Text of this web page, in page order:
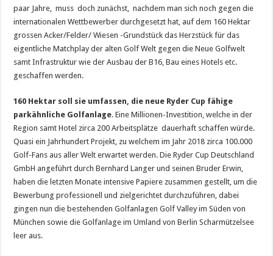
paar Jahre, muss doch zunächst, nachdem man sich noch gegen die
internationalen Wettbewerber durchgesetzt hat, auf dem 160 Hektar
grossen Acker/Felder/ Wiesen -Grundstück das Herzstück für das
eigentliche Matchplay der alten Golf Welt gegen die Neue Golfwelt
samt Infrastruktur wie der Ausbau der B16, Bau eines Hotels etc.
geschaffen werden.
160 Hektar soll sie umfassen, die neue Ryder Cup fähige
parkähnliche Golfanlage. Eine Millionen-Investition, welche in der
Region samt Hotel zirca 200 Arbeitsplätze dauerhaft schaffen würde.
Quasi ein Jahrhundert Projekt, zu welchem im Jahr 2018 zirca 100.000
Golf-Fans aus aller Welt erwartet werden. Die Ryder Cup Deutschland
GmbH angeführt durch Bernhard Langer und seinen Bruder Erwin,
haben die letzten Monate intensive Papiere zusammen gestellt, um die
Bewerbung professionell und zielgerichtet durchzuführen, dabei
gingen nun die bestehenden Golfanlagen Golf Valley im Süden von
München sowie die Golfanlage im Umland von Berlin Scharmützelsee
leer aus.